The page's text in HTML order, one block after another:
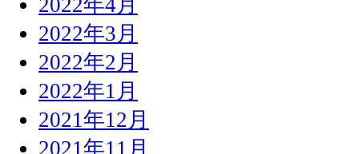
2022年3月
2022年2月
2022年1月
2021年12月
2021年11月